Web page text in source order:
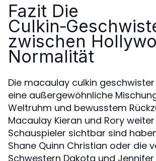
Fazit Die
zwischen
Normalität
Die macaulay culkin
eine außergewöhnliche
Weltruhm und bewusstem
Macaulay Kieran und Rory
Schauspieler sichtbar sind
Shane Quinn Christian oder die
Schwestern Dakota und